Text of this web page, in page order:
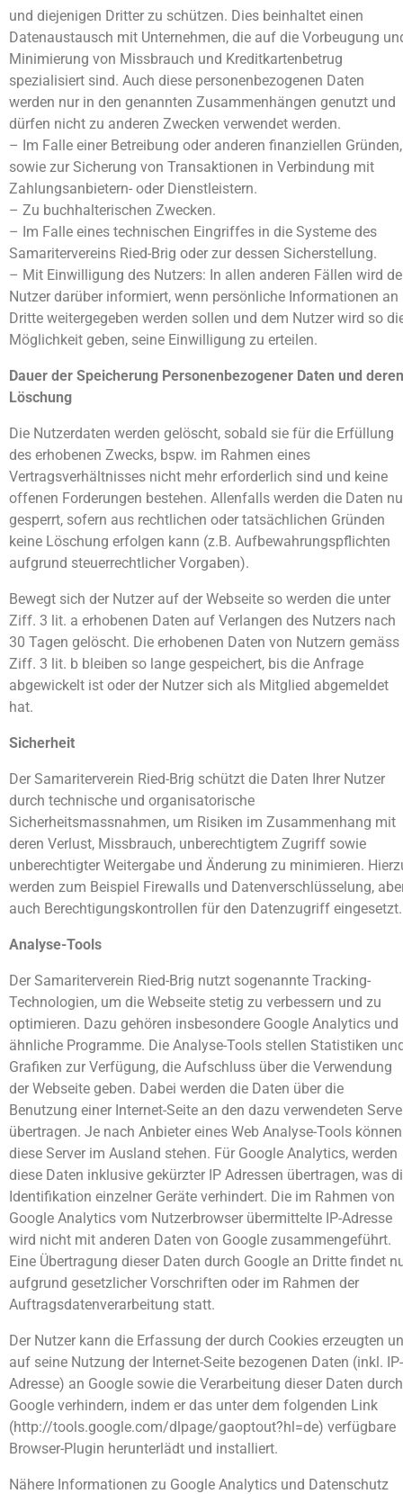
und diejenigen Dritter zu schützen. Dies beinhaltet einen
Datenaustausch mit Unternehmen, die auf die Vorbeugung
Minimierung von Missbrauch und Kreditkartenbetrug
spezialisiert sind. Auch diese personenbezogenen Daten
werden nur in den genannten Zusammenhängen genutzt und
dürfen nicht zu anderen Zwecken verwendet werden.
– Im Falle einer Betreibung oder anderen finanziellen Gründen,
sowie zur Sicherung von Transaktionen in Verbindung mit
Zahlungsanbietern- oder Dienstleistern.
– Zu buchhalterischen Zwecken.
– Im Falle eines technischen Eingriffes in die Systeme des
Samaritervereins Ried-Brig oder zur dessen Sicherstellung.
– Mit Einwilligung des Nutzers: In allen anderen Fällen wird
Nutzer darüber informiert, wenn persönliche Informationen an
Dritte weitergegeben werden sollen und dem Nutzer wird so
Möglichkeit geben, seine Einwilligung zu erteilen.
Dauer der Speicherung Personenbezogener Daten und deren
Löschung
Die Nutzerdaten werden gelöscht, sobald sie für die Erfüllung
des erhobenen Zwecks, bspw. im Rahmen eines
Vertragsverhältnisses nicht mehr erforderlich sind und keine
offenen Forderungen bestehen. Allenfalls werden die Daten
gesperrt, sofern aus rechtlichen oder tatsächlichen Gründen
keine Löschung erfolgen kann (z.B. Aufbewahrungspflichten
aufgrund steuerrechtlicher Vorgaben).
Bewegt sich der Nutzer auf der Webseite so werden die unter
Ziff. 3 lit. a erhobenen Daten auf Verlangen des Nutzers nach
30 Tagen gelöscht. Die erhobenen Daten von Nutzern gemäss
Ziff. 3 lit. b bleiben so lange gespeichert, bis die Anfrage
abgewickelt ist oder der Nutzer sich als Mitglied abgemeldet
hat.
Sicherheit
Der Samariterverein Ried-Brig schützt die Daten Ihrer Nutzer
durch technische und organisatorische
Sicherheitsmassnahmen, um Risiken im Zusammenhang mit
deren Verlust, Missbrauch, unberechtigtem Zugriff sowie
unberechtigter Weitergabe und Änderung zu minimieren.
werden zum Beispiel Firewalls und Datenverschlüsselung,
auch Berechtigungskontrollen für den Datenzugriff eingesetzt.
Analyse-Tools
Der Samariterverein Ried-Brig nutzt sogenannte Tracking-
Technologien, um die Webseite stetig zu verbessern und zu
optimieren. Dazu gehören insbesondere Google Analytics und
ähnliche Programme. Die Analyse-Tools stellen Statistiken
Grafiken zur Verfügung, die Aufschluss über die Verwendung
der Webseite geben. Dabei werden die Daten über die
Benutzung einer Internet-Seite an den dazu verwendeten
übertragen. Je nach Anbieter eines Web Analyse-Tools können
diese Server im Ausland stehen. Für Google Analytics, werden
diese Daten inklusive gekürzter IP Adressen übertragen, was
Identifikation einzelner Geräte verhindert. Die im Rahmen von
Google Analytics vom Nutzerbrowser übermittelte IP-Adresse
wird nicht mit anderen Daten von Google zusammengeführt.
Eine Übertragung dieser Daten durch Google an Dritte findet
aufgrund gesetzlicher Vorschriften oder im Rahmen der
Auftragsdatenverarbeitung statt.
Der Nutzer kann die Erfassung der durch Cookies erzeugten
auf seine Nutzung der Internet-Seite bezogenen Daten (inkl. IP-
Adresse) an Google sowie die Verarbeitung dieser Daten durch
Google verhindern, indem er das unter dem folgenden Link
(http://tools.google.com/dlpage/gaoptout?hl=de) verfügbare
Browser-Plugin herunterlädt und installiert.
Nähere Informationen zu Google Analytics und Datenschutz